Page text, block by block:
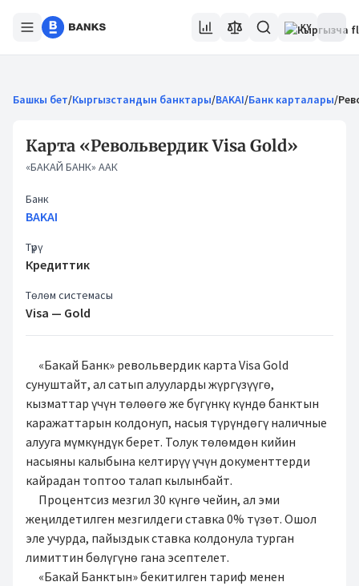
KY
Башкы бет/Кыргызстандын банктары/BAKAI/Банк карталары/
Карта «Револьвердик Visa Gold»
«БАКАЙ БАНК» ААК
Банк
BAKAI
Түрү
Кредиттик
Төлөм системасы
Visa — Gold
«Бакай Банк» револьвердик карта Visa Gold
сунуштайт, ал сатып алууларды жүргүзүүгө,
кызматтар үчүн төлөөгө же бүгүнкү күндө банктын
каражаттарын колдонуп, насыя түрүндөгү наличные
алууга мүмкүндүк берет. Толук төлөмдөн кийин
насыяны калыбына келтирүү үчүн документтерди
кайрадан топтоо талап кылынбайт.
Процентсиз мезгил 30 күнгө чейин, ал эми
жеңилдетилген мезгилдеги ставка 0% түзөт. Ошол
эле учурда, пайыздык ставка колдонула турган
лимиттин бөлүгүнө гана эсептелет.
«Бакай Банктын» бекитилген тариф менен